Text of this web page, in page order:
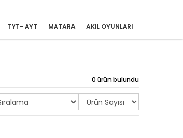
AKIL OYUNLARI
MATARA
TYT- AYT
0 ürün bulundu